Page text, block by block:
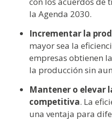
la Agenda 2030.
Incrementar la
mayor sea la
empresas obtienen
la producción sin
Mantener o elevar
competitiva. La
una ventaja para